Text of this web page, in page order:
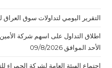
التقرير اليومي لتداولات سوق العراق
اطلاق التداول على اسهم شركة
الأحد الموافق 09/8/2026
اجتماع الهيئة العامة لشركة